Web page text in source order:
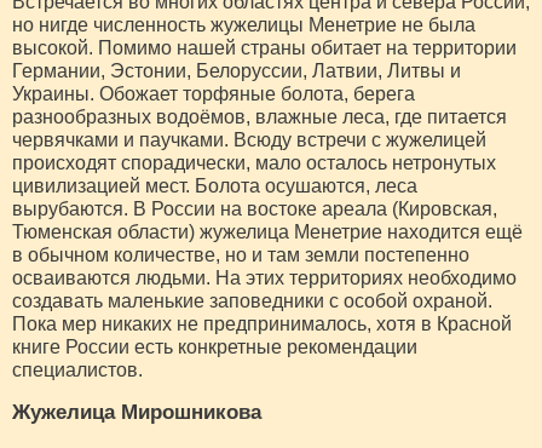
но нигде численность жужелицы Менетрие не была
высокой. Помимо нашей страны обитает на территории
Германии, Эстонии, Белоруссии, Латвии, Литвы и
Украины. Обожает торфяные болота, берега
разнообразных водоёмов, влажные леса, где питается
червячками и паучками. Всюду встречи с жужелицей
происходят спорадически, мало осталось нетронутых
цивилизацией мест. Болота осушаются, леса
вырубаются. В России на востоке ареала (Кировская,
Тюменская области) жужелица Менетрие находится ещё
в обычном количестве, но и там земли постепенно
осваиваются людьми. На этих территориях необходимо
создавать маленькие заповедники с особой охраной.
Пока мер никаких не предпринималось, хотя в Красной
книге России есть конкретные рекомендации
специалистов.
Жужелица Мирошникова